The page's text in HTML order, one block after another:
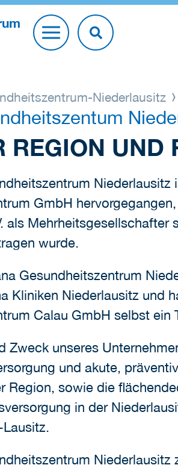
Niederlausitz
REGION UND
GmbH
als
wurde.
Gesundheitszentrum
Kliniken Niederlausitz und
Calau GmbH selbst ein
Zweck unseres
und akute,
Region, sowie die
in der